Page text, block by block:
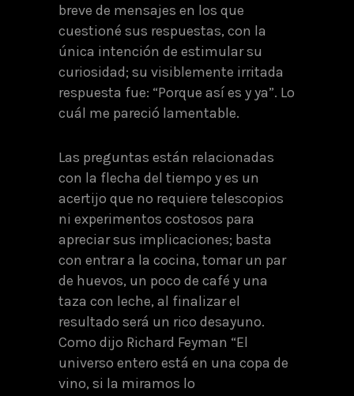
breve de mensajes en los que
cuestioné sus respuestas, con la
única intención de estimular su
curiosidad; su visiblemente irritada
respuesta fue: “Porque así es y ya”. Lo
cuál me pareció lamentable.
Las preguntas están relacionadas
con la flecha del tiempo y es un
acertijo que no requiere telescopios
ni experimentos costosos para
apreciar sus implicaciones; basta
con entrar a la cocina, tomar un par
de huevos, un poco de café y una
taza con leche, al finalizar el
resultado será un rico desayuno.
Como dijo Richard Feyman “El
universo entero está en una copa de
vino, si la miramos lo